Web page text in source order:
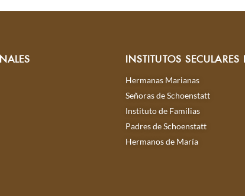
INSTITUTOS SECULARES
Hermanas Marianas
Señoras de Schoenstatt
Instituto de Familias
Padres de Schoenstatt
Hermanos de María